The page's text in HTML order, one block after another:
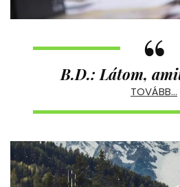
B.D.: Látom,
TOVÁBB…